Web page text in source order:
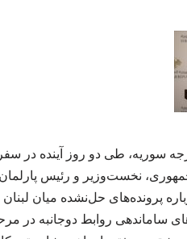
سوریه، طی دو روز آینده در
نخست‌وزیر و رئیس
پرونده‌های حل‌نشده میان لبنان
ساماندهی روابط دوجانبه در